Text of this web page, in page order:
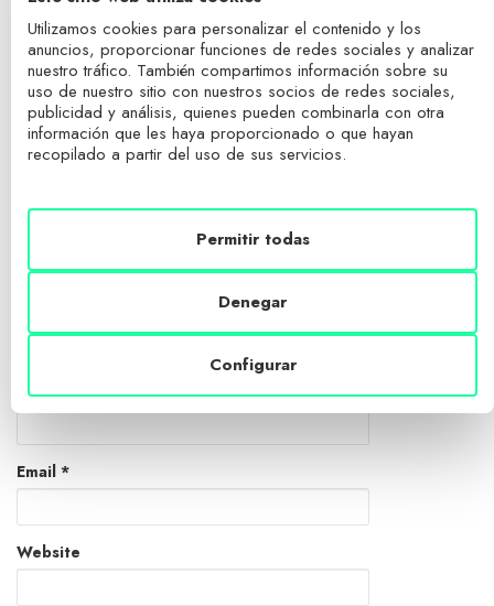
Tu dirección de correo electrónico no será publicada.Los campos
obligatorios están marcados con*
Comentario
Name*
Email *
Website
Utilizamos cookies para personalizar el contenido y los
anuncios, proporcionar funciones de redes sociales y analizar
nuestro tráfico. También compartimos información sobre su
uso de nuestro sitio con nuestros socios de redes sociales,
publicidad y análisis, quienes pueden combinarla con otra
información que les haya proporcionado o que hayan
recopilado a partir del uso de sus servicios.
Configurar
Denegar
Permitir todas